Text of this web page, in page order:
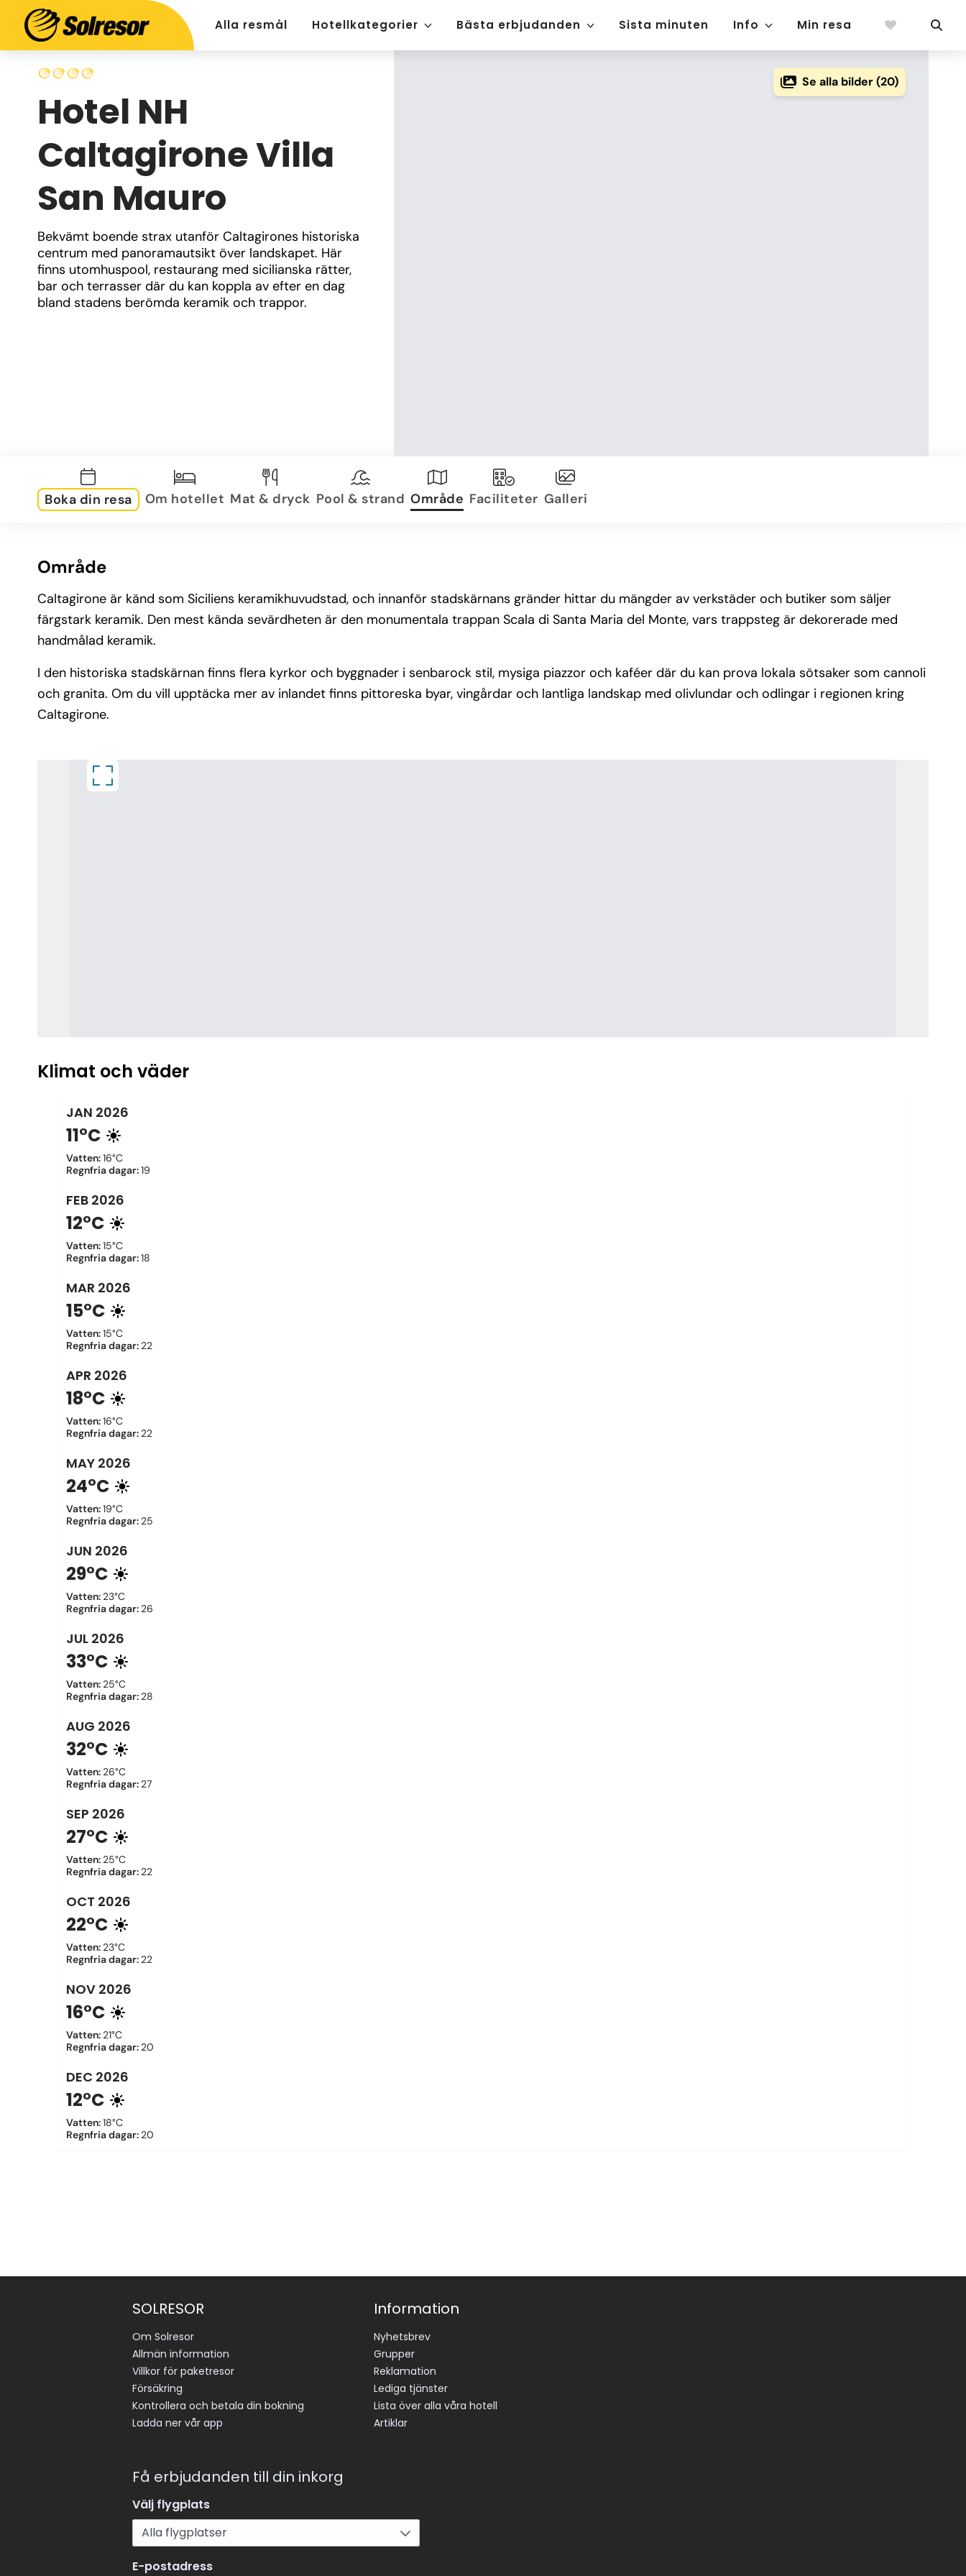
Alla resmål Hotellkategorier Bästa erbjudanden Sista minuten Info Min resa
Hotel NH
Caltagirone Villa
San Mauro
Bekvämt boende strax utanför Caltagirones historiska
centrum med panoramautsikt över landskapet. Här
finns utomhuspool, restaurang med sicilianska rätter,
bar och terrasser där du kan koppla av efter en dag
bland stadens berömda keramik och trappor.
Se alla bilder (20)
Boka din resa Om hotellet Mat & dryck Pool & strand Område Faciliteter Galleri
Område
Caltagirone är känd som Siciliens keramikhuvudstad, och innanför stadskärnans gränder hittar du mängder av verkstäder och butiker som säljer
färgstark keramik. Den mest kända sevärdheten är den monumentala trappan Scala di Santa Maria del Monte, vars trappsteg är dekorerade med
handmålad keramik.
I den historiska stadskärnan finns flera kyrkor och byggnader i senbarock stil, mysiga piazzor och kaféer där du kan prova lokala sötsaker som cannoli
och granita. Om du vill upptäcka mer av inlandet finns pittoreska byar, vingårdar och lantliga landskap med olivlundar och odlingar i regionen kring
Caltagirone.
Klimat och väder
JAN 2026
11°C
Vatten:16°C
Regnfria dagar:19
FEB 2026
12°C
Vatten:15°C
Regnfria dagar:18
MAR 2026
15°C
Vatten:15°C
Regnfria dagar: 22
APR 2026
18°C
Vatten:16°C
Regnfria dagar: 22
MAY 2026
24°C
Vatten:19°C
Regnfria dagar: 25
JUN 2026
29°C
Vatten: 23°C
Regnfria dagar: 26
JUL 2026
33°C
Vatten: 25°C
Regnfria dagar: 28
AUG 2026
32°C
Vatten: 26°C
Regnfria dagar: 27
SEP 2026
27°C
Vatten: 25°C
Regnfria dagar: 22
OCT 2026
22°C
Vatten: 23°C
Regnfria dagar: 22
NOV 2026
16°C
Vatten: 21°C
Regnfria dagar: 20
DEC 2026
12°C
Vatten:18°C
Regnfria dagar: 20
SOLRESOR
Om Solresor
Allmän information
Villkor för paketresor
Försäkring
Kontrollera och betala din bokning
Ladda ner vår app
Information
Nyhetsbrev
Grupper
Reklamation
Lediga tjänster
Lista över alla våra hotell
Artiklar
Få erbjudanden till din inkorg
Välj flygplats
E-postadress